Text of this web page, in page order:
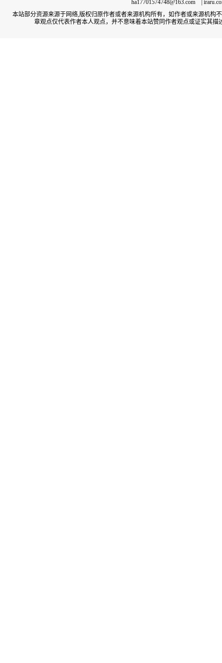
ha17701574748@163.com |
本站部分资源来源于网络,版权归原作者或者来源机构所有，如作者或来源机
章观点仅代表作者本人观点，并不意味着本站赞同作者观点或证实其